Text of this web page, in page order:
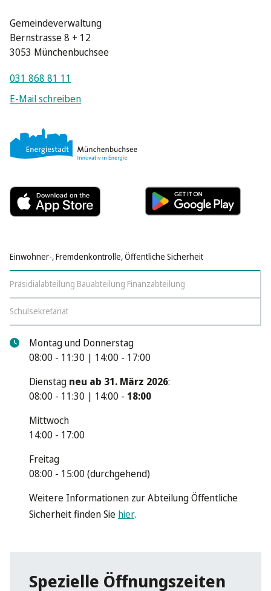
Gemeindeverwaltung
Bernstrasse 8 + 12
3053 Münchenbuchsee
031 868 81 11
E-Mail schreiben
Einwohner-, Fremdenkontrolle, Öffentliche Sicherheit
Präsidialabteilung Bauabteilung Finanzabteilung
Schulsekretariat
Montag und Donnerstag
08:00 - 11:30 | 14:00 - 17:00
Dienstag neu ab 31. März 2026:
08:00 - 11:30 | 14:00 - 18:00
Mittwoch
14:00 - 17:00
Freitag
08:00 - 15:00 (durchgehend)
Weitere Informationen zur Abteilung Öffentliche
Sicherheit finden Sie hier.
Spezielle Öffnungszeiten